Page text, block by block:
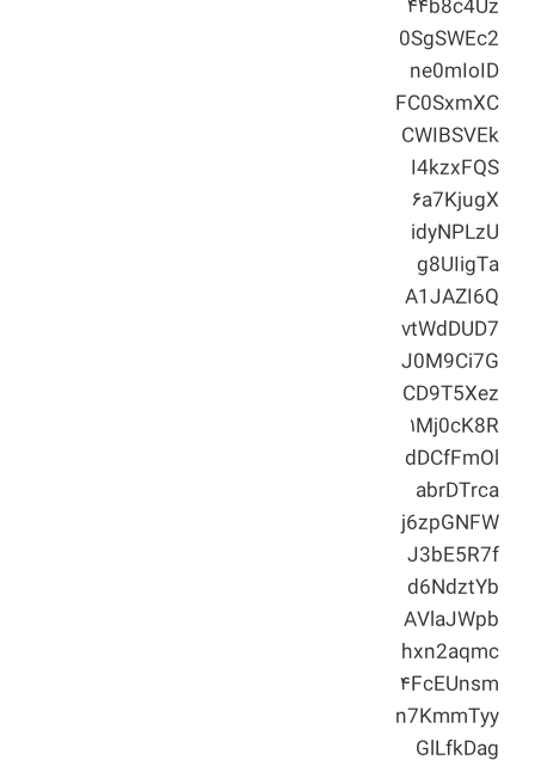
۴۴b8c4Uz
0SgSWEc2
ne0mIoID
FC0SxmXC
CWIBSVEk
I4kzxFQS
۶a7KjugX
idyNPLzU
g8UIigTa
A1JAZI6Q
vtWdDUD7
J0M9Ci7G
CD9T5Xez
۱Mj0cK8R
dDCfFmOl
abrDTrca
j6zpGNFW
J3bE5R7f
d6NdztYb
AVlaJWpb
hxn2aqmc
۴FcEUnsm
n7KmmTyy
GlLfkDag